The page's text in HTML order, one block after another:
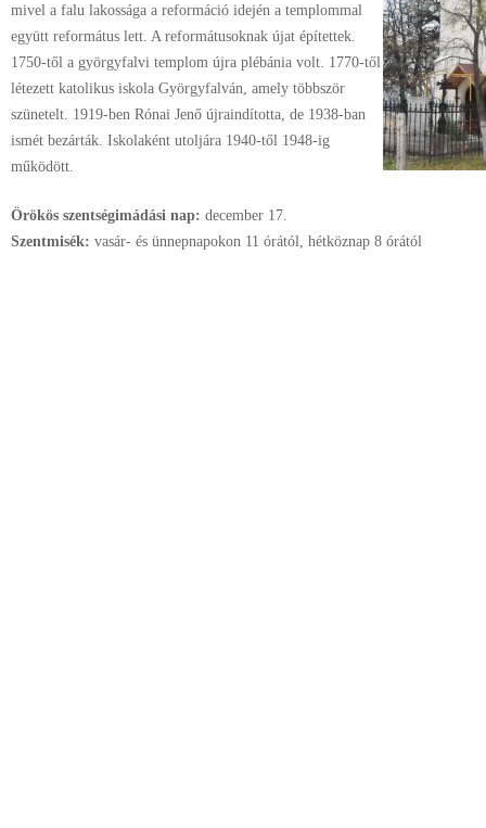
mivel a falu lakossága a reformáció idején a templommal
együtt református lett. A reformátusoknak újat építettek.
1750-től a györgyfalvi templom újra plébánia volt. 1770-től
létezett katolikus iskola Györgyfalván, amely többször
szünetelt. 1919-ben Rónai Jenő újraindította, de 1938-ban
ismét bezárták. Iskolaként utoljára 1940-től 1948-ig
működött.
Örökös szentségimádási nap: december 17.
Szentmisék: vasár- és ünnepnapokon 11 órától, hétköznap 8 órától